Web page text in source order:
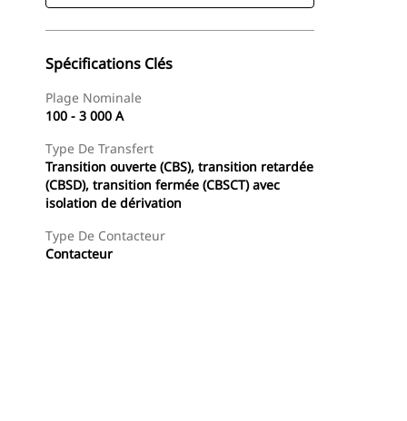
Spécifications Clés
Plage Nominale
100 - 3 000 A
Type De Transfert
Transition ouverte (CBS), transition retardée
(CBSD), transition fermée (CBSCT) avec
isolation de dérivation
Type De Contacteur
Contacteur